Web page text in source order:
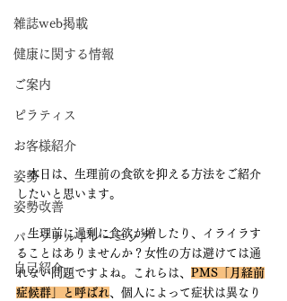
雑誌web掲載
健康に関する情報
ご案内
ピラティス
お客様紹介
姿勢
姿勢改善
パーソナルトレーニング
自己紹介
本日は、生理前の食欲を抑える方法をご紹介
したいと思います。
生理前に過剰に食欲が増したり、イライラす
ることはありませんか？女性の方は避けては通
れない問題ですよね。これらは、 PMS「月経前
症候群」と呼ばれ、個人によって症状は異なり